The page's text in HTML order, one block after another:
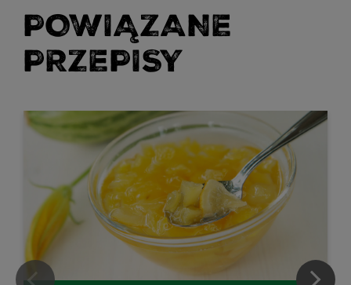
POWIĄZANE
PRZEPISY